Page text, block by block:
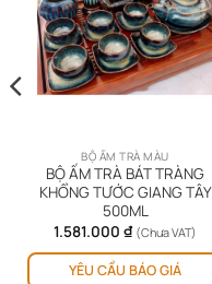
BỘ ẤM TRÀ MÀU
BỘ ẤM TRÀ BÁT TRÀNG
KHỔNG TƯỚC GIANG TÂY
500ML
1.581.000 ₫ (Chưa VAT)
YÊU CẦU BÁO GIÁ